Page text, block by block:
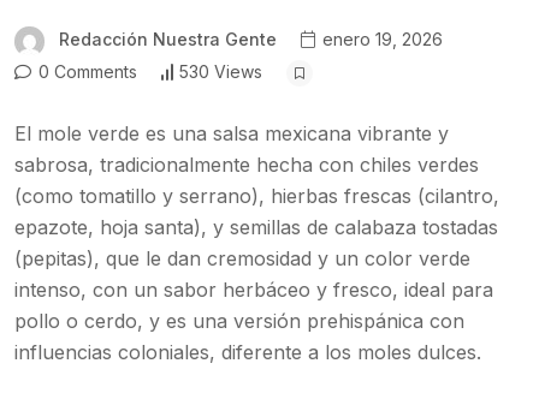
Redacción Nuestra Gente
enero 19, 2026
0 Comments
530 Views
El mole verde es una salsa mexicana vibrante y
sabrosa, tradicionalmente hecha con chiles verdes
(como tomatillo y serrano), hierbas frescas (cilantro,
epazote, hoja santa), y semillas de calabaza tostadas
(pepitas), que le dan cremosidad y un color verde
intenso, con un sabor herbáceo y fresco, ideal para
pollo o cerdo, y es una versión prehispánica con
influencias coloniales, diferente a los moles dulces.